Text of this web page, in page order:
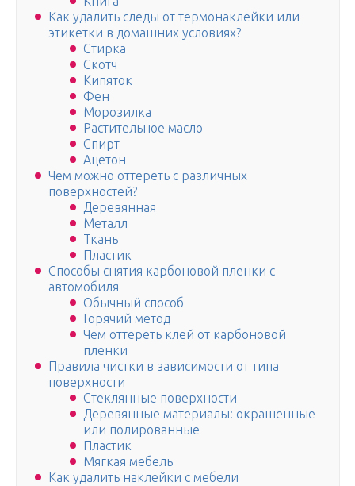
Как удалить следы от термонаклейки или
этикетки в домашних условиях?
Стирка
Скотч
Кипяток
Фен
Морозилка
Растительное масло
Спирт
Ацетон
Чем можно оттереть с различных
поверхностей?
Деревянная
Металл
Ткань
Пластик
Способы снятия карбоновой пленки с
автомобиля
Обычный способ
Горячий метод
Чем оттереть клей от карбоновой
пленки
Правила чистки в зависимости от типа
поверхности
Стеклянные поверхности
Деревянные материалы: окрашенные
или полированные
Пластик
Мягкая мебель
Как удалить наклейки с мебели